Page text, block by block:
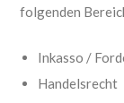
folgenden
Inkasso /
Handelsrecht